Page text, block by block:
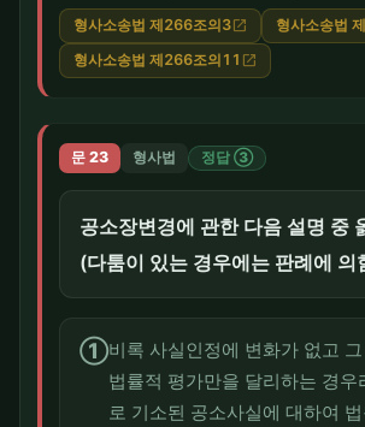
형사소송법 제266조의3 open_in_new 형사소송법
형사소송법 제266조의11 open_in_new
문 23 형사법 정답 ③
공소장변경에 관한 다음 설명 중
(다툼이 있는 경우에는 판례에 의
①비록 사실인정에 변화가 없고
법률적 평가만을 달리하는 경우
로 기소된 공소사실에 대하여